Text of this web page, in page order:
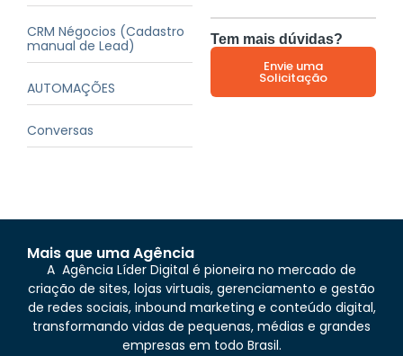
CRM Négocios (Cadastro
manual de Lead)
AUTOMAÇÕES
Conversas
Tem mais dúvidas?
Envie uma
Solicitação
Mais que uma Agência
A Agência Líder Digital é pioneira no mercado de
criação de sites, lojas virtuais, gerenciamento e gestão
de redes sociais, inbound marketing e conteúdo digital,
transformando vidas de pequenas, médias e grandes
empresas em todo Brasil.